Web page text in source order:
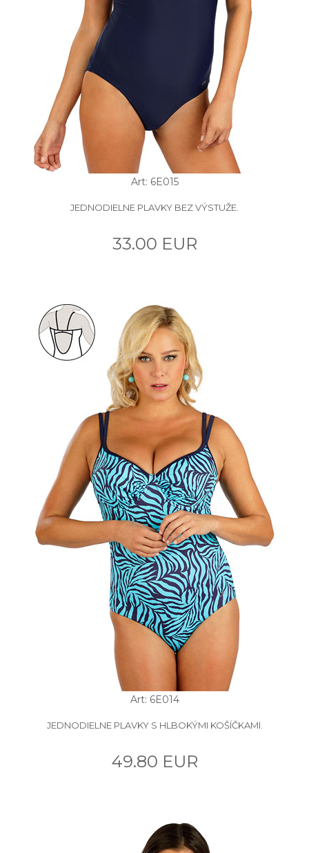
Art: 6E015
JEDNODIELNE PLAVKY BEZ VÝSTUŽE.
33.00 EUR
Art: 6E014
JEDNODIELNE PLAVKY S HLBOKÝMI KOŠÍČKAMI.
49.80 EUR